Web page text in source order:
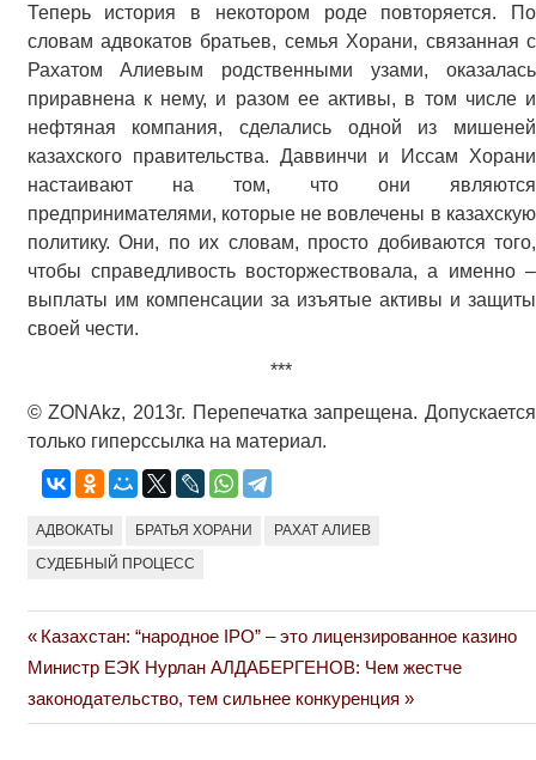
Теперь история в некотором роде повторяется. По
словам адвокатов братьев, семья Хорани, связанная с
Рахатом Алиевым родственными узами, оказалась
приравнена к нему, и разом ее активы, в том числе и
нефтяная компания, сделались одной из мишеней
казахского правительства. Даввинчи и Иссам Хорани
настаивают на том, что они являются
предпринимателями, которые не вовлечены в казахскую
политику. Они, по их словам, просто добиваются того,
чтобы справедливость восторжествовала, а именно –
выплаты им компенсации за изъятые активы и защиты
своей чести.
***
© ZONAkz, 2013г. Перепечатка запрещена. Допускается
только гиперссылка на материал.
АДВОКАТЫ БРАТЬЯ ХОРАНИ РАХАТ АЛИЕВ
СУДЕБНЫЙ ПРОЦЕСС
Навигация
по
Previous
Post:
Казахстан: “народное IPO” – это лицензированное казино
Next
Post:
Министр ЕЭК Нурлан АЛДАБЕРГЕНОВ: Чем жестче
законодательство, тем сильнее конкуренция